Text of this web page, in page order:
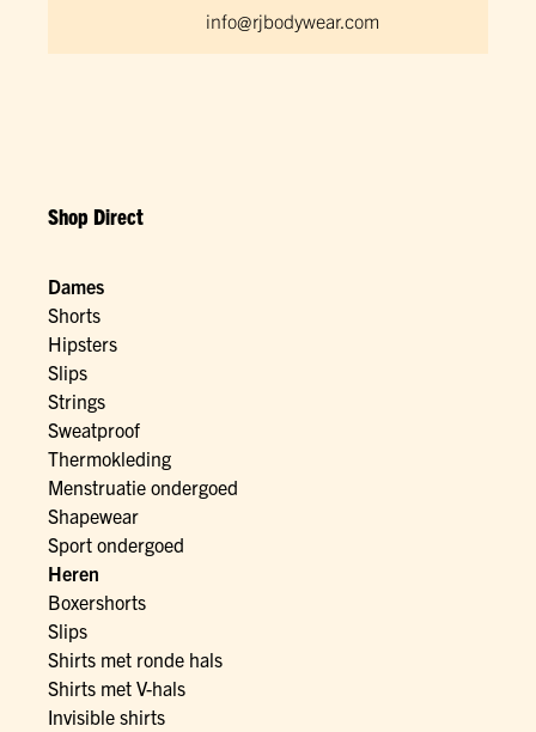
info@rjbodywear.com
Shop Direct
Dames
Shorts
Hipsters
Slips
Strings
Sweatproof
Thermokleding
Menstruatie ondergoed
Shapewear
Sport ondergoed
Heren
Boxershorts
Slips
Shirts met ronde hals
Shirts met V-hals
Invisible shirts